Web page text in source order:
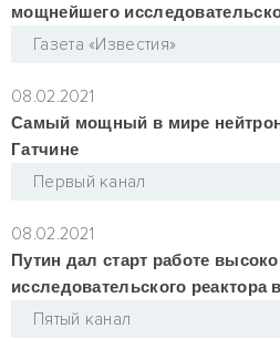
мощнейшего
Газета «Известия»
08.02.2021
Самый мощный в мире
Гатчине
Первый канал
08.02.2021
Путин дал старт работе
исследовательского реактора
Пятый канал